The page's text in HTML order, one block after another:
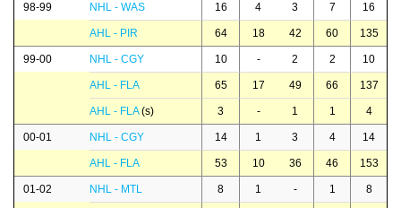
98-99 NHL - WAS 16 4 3 7 16
AHL - PIR 64 18 42 60 135
99-00 NHL - CGY 10 - 2 2 10
AHL - FLA 65 17 49 66 137
AHL - FLA(s) 3 - 1 1 4
00-01 NHL - CGY 14 1 3 4 14
AHL - FLA 53 10 36 46 153
01-02 NHL - MTL 8 1 - 1 8